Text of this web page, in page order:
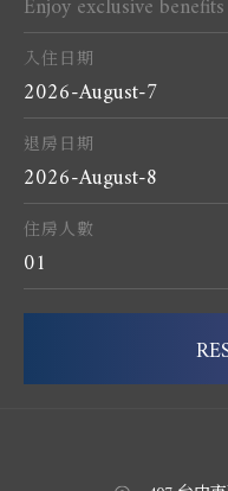
Enjoy exclusive benefits
入住日期
2026-August-7
退房日期
2026-August-8
住房人數
01